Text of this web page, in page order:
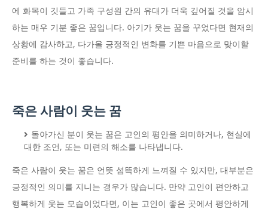
에 화목이 깃들고 가족 구성원 간의 유대가 더욱 깊어질 것을 암시
하는 매우 기분 좋은 꿈입니다. 아기가 웃는 꿈을 꾸었다면 현재의
상황에 감사하고, 다가올 긍정적인 변화를 기쁜 마음으로 맞이할
준비를 하는 것이 좋습니다.
죽은 사람이 웃는 꿈
돌아가신 분이 웃는 꿈은 고인의 평안을 의미하거나, 현실에
대한 조언, 또는 미련의 해소를 나타냅니다.
죽은 사람이 웃는 꿈은 언뜻 섬뜩하게 느껴질 수 있지만, 대부분은
긍정적인 의미를 지니는 경우가 많습니다. 만약 고인이 편안하고
행복하게 웃는 모습이었다면, 이는 고인이 좋은 곳에서 평안하게